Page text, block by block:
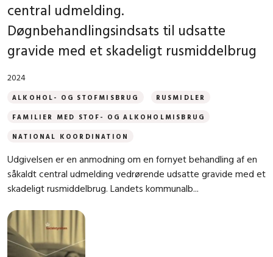
central udmelding.
Døgnbehandlingsindsats til udsatte
gravide med et skadeligt rusmiddelbrug
2024
ALKOHOL- OG STOFMISBRUG RUSMIDLER
FAMILIER MED STOF- OG ALKOHOLMISBRUG
NATIONAL KOORDINATION
Udgivelsen er en anmodning om en fornyet behandling af en
såkaldt central udmelding vedrørende udsatte gravide med et
skadeligt rusmiddelbrug. Landets kommunalb...